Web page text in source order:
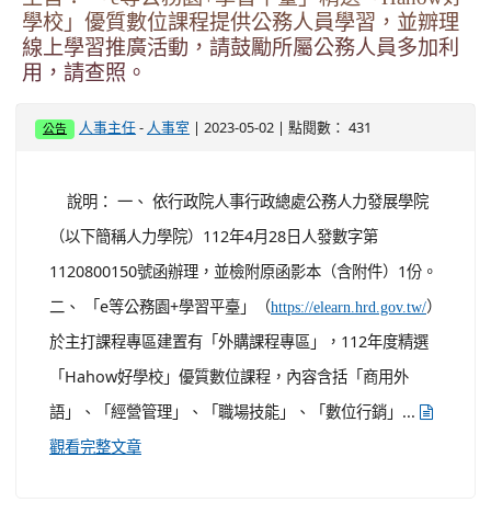
公告 人事主任- 人事室| 2023-05-02 | 點閱數： 449
（以下簡稱人力學院）112年4月28日人發數字第
二、 「e等公務園+學習平臺」（https://elearn.hrd.gov.tw/）
於主打課程專區建置有「外購課程專區」，112年度精選
「Hahow好學校」優質數位課程，內容含括「商用外
語」、「經營管理」、「職場技能」、「數位行銷」...
觀看完整文章